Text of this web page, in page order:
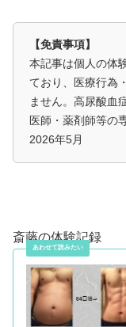
【免責事項】
本記事は個人の体
ており、医療行為
ません。高尿酸血
医師・薬剤師等の
2026年5月
斎藤の体験記録